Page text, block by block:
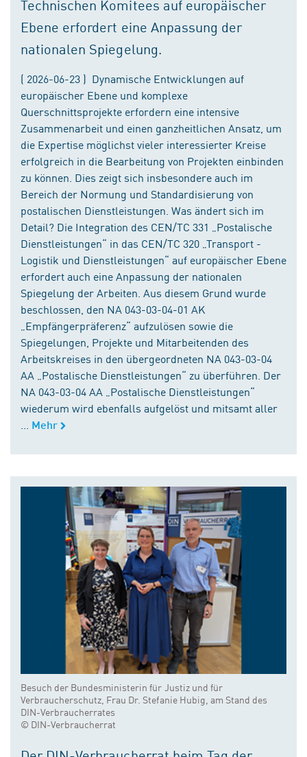
Technischen Komitees auf europäischer
Ebene erfordert eine Anpassung der
nationalen Spiegelung.
( 2026-06-23 ) Dynamische Entwicklungen auf
europäischer Ebene und komplexe
Querschnittsprojekte erfordern eine intensive
Zusammenarbeit und einen ganzheitlichen Ansatz, um
die Expertise möglichst vieler interessierter Kreise
erfolgreich in die Bearbeitung von Projekten einbinden
zu können. Dies zeigt sich insbesondere auch im
Bereich der Normung und Standardisierung von
postalischen Dienstleistungen. Was ändert sich im
Detail? Die Integration des CEN/TC 331 „Postalische
Dienstleistungen“ in das CEN/TC 320 „Transport -
Logistik und Dienstleistungen“ auf europäischer Ebene
erfordert auch eine Anpassung der nationalen
Spiegelung der Arbeiten. Aus diesem Grund wurde
beschlossen, den NA 043-03-04-01 AK
„Empfängerpräferenz“ aufzulösen sowie die
Spiegelungen, Projekte und Mitarbeitenden des
Arbeitskreises in den übergeordneten NA 043-03-04
AA „Postalische Dienstleistungen“ zu überführen. Der
NA 043-03-04 AA „Postalische Dienstleistungen“
wiederum wird ebenfalls aufgelöst und mitsamt aller
Mehr
Besuch der Bundesministerin für Justiz und für
Verbraucherschutz, Frau Dr. Stefanie Hubig, am Stand des
DIN-Verbraucherrates
© DIN-Verbraucherrat